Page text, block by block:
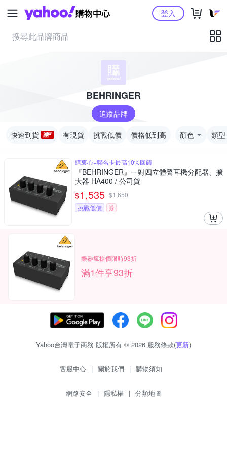
Yahoo購物中心登入
BEHRINGER
追蹤品牌
快速到貨 有現貨 挑戰低價 價格低到高 顏色 類型
購衷心+聯名卡最高10%回饋
『BEHRINGER』一對四立體聲耳機分配器、擴
大器 HA400 / 公司貨
$1,535 $1,650
挑戰低價
券
樂器瘋搶價限時93折
滿1件享93折
Yahoo台灣電子商務 版權所有 © 2026 服務條款(更新)
客服中心 | 關於我們 | 購物須知
網路安全 | 隱私權 | 分類地圖